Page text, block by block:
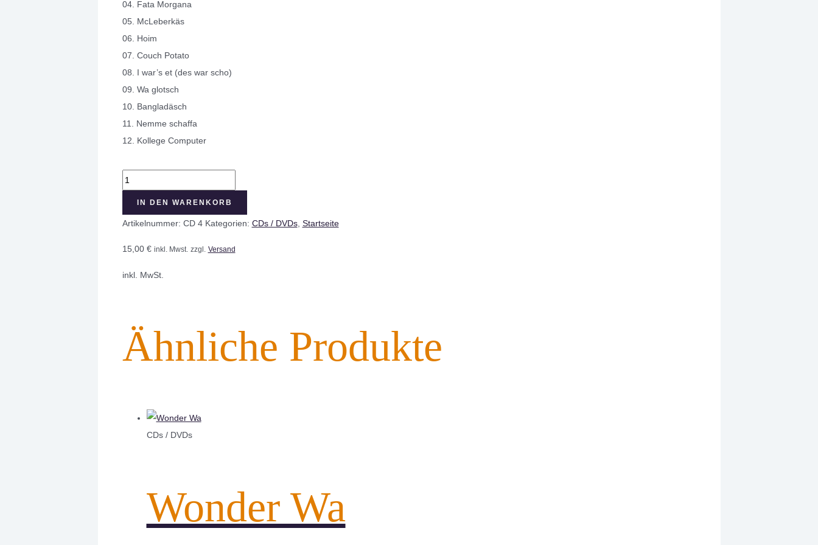
04. Fata Morgana
05. McLeberkäs
06. Hoim
07. Couch Potato
08. I war’s et (des war scho)
09. Wa glotsch
10. Bangladäsch
11. Nemme schaffa
12. Kollege Computer
McLeberkäs
IN DEN WARENKORB
Artikelnummer: CD 4 Kategorien: CDs / DVDs, Startseite
15,00 € inkl. Mwst. zzgl. Versand
inkl. MwSt.
Ähnliche Produkte
CDs / DVDs
Wonder Wa